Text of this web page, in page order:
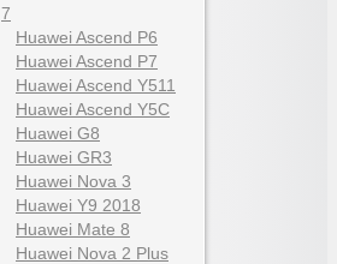
7
Huawei Ascend P6
Huawei Ascend P7
Huawei Ascend Y511
Huawei Ascend Y5C
Huawei G8
Huawei GR3
Huawei Nova 3
Huawei Y9 2018
Huawei Mate 8
Huawei Nova 2 Plus